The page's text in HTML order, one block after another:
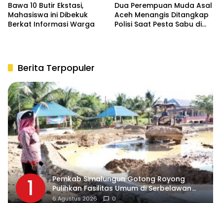
Bawa 10 Butir Ekstasi,
Mahasiswa ini Dibekuk
Berkat Informasi Warga
Dua Perempuan Muda Asal
Aceh Menangis Ditangkap
Polisi Saat Pesta Sabu di
Berita Terpopuler
1
Pemkab Simalungun Gotong Royong
Pulihkan Fasilitas Umum di Serbelawan
Pasca Banjir
6 Agustus 2026 0